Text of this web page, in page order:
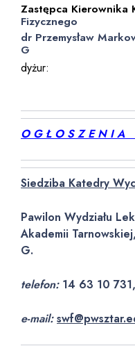
Zastępca Kierownika
Fizycznego
dr Przemysław
G
dyżur:
O G Ł O S Z E N I A
Siedziba Katedry
Pawilon Wydziału
Akademii
G.
telefon: 14 63 10
e-mail: